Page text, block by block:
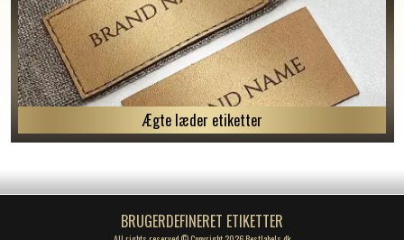
Ægte læder etiketter
BRUGERDEFINERET ETIKETTER